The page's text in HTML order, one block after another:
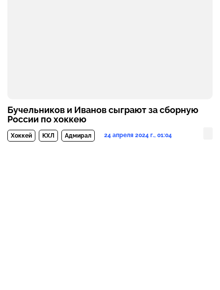
Бучельников и Иванов сыграют за сборную
России по хоккею
Хоккей КХЛ Адмирал 24 апреля 2024 г., 01:04